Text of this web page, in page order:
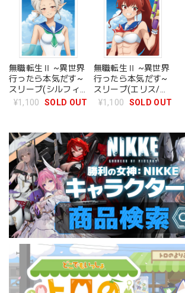
無職転生Ⅱ ~異世界
行ったら本気だす~
スリーブ(シルフィ
エット/マリンセー
¥1,100 SOLD OUT
無職転生Ⅱ ~異世界
行ったら本気だす~
スリーブ(エリス/マ
リンセーラー水着)
¥1,100 SOLD OUT